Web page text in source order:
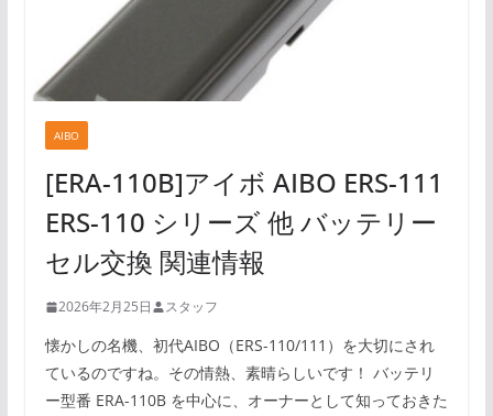
AIBO
[ERA-110B]アイボ AIBO ERS-111
ERS-110 シリーズ 他 バッテリー
セル交換 関連情報
2026年2月25日 スタッフ
懐かしの名機、初代AIBO（ERS-110/111）を大切にされ
ているのですね。その情熱、素晴らしいです！ バッテリ
ー型番 ERA-110B を中心に、オーナーとして知っておきた